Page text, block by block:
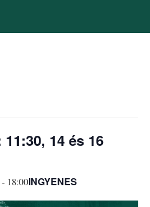
11:30, 14 és 16
- 18:00INGYENES